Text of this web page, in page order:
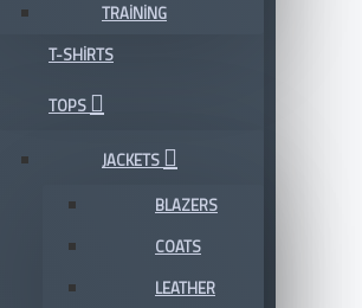
TRAINING
T-SHIRTS
TOPS
JACKETS
BLAZERS
COATS
LEATHER